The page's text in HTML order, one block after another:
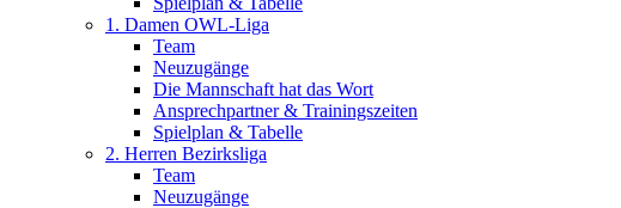
1. Damen OWL-Liga
Team
Neuzugänge
Die Mannschaft hat das Wort
Ansprechpartner & Trainingszeiten
Spielplan & Tabelle
2. Herren Bezirksliga
Team
Neuzugänge